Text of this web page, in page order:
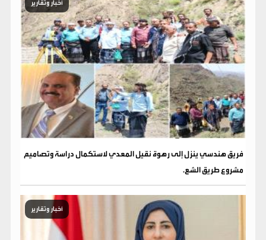
أخبار وتقارير
فريق هندسي ينزل إلى رهوة نقيل المعدي لاستكمال دراسة وتصاميم
مشروع طريق الشع.
أخبار وتقارير